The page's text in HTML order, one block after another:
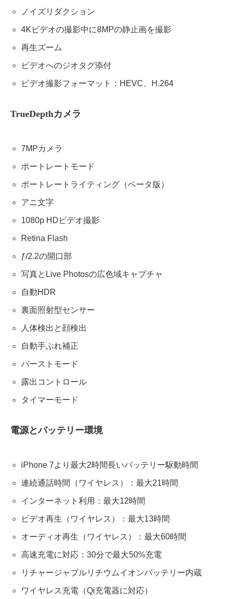
ノイズリダクション
4Kビデオの撮影中に8MPの静止画を撮影
再生ズーム
ビデオへのジオタグ添付
ビデオ撮影フォーマット：HEVC、H.264
TrueDepthカメラ
7MPカメラ
ポートレートモード
ポートレートライティング（ベータ版）
アニ文字
1080p HDビデオ撮影
Retina Flash
ƒ/2.2の開口部
写真とLive Photosの広色域キャプチャ
自動HDR
裏面照射型センサー
人体検出と顔検出
自動手ぶれ補正
バーストモード
露出コントロール
タイマーモード
電源とバッテリー環境
iPhone 7より最大2時間長いバッテリー駆動時間
連続通話時間（ワイヤレス）：最大21時間
インターネット利用：最大12時間
ビデオ再生（ワイヤレス）：最大13時間
オーディオ再生（ワイヤレス）：最大60時間
高速充電に対応：30分で最大50%充電
リチャージャブルリチウムイオンバッテリー内蔵
ワイヤレス充電（Qi充電器に対応）